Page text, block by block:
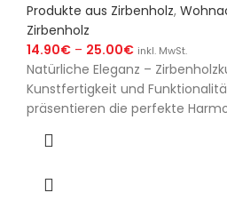
Produkte aus Zirbenholz,
Zirbenholz
14.90€ – 25.00€ inkl. MwSt.
Natürliche Eleganz –
Kunstfertigkeit und
präsentieren die perfekte